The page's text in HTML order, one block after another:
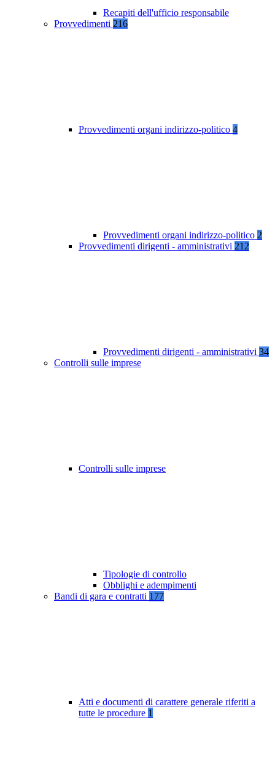
Recapiti dell'ufficio responsabile
Provvedimenti 216
Provvedimenti organi indirizzo-politico 4
Provvedimenti organi indirizzo-politico 2
Provvedimenti dirigenti - amministrativi 212
Provvedimenti dirigenti - amministrativi 34
Controlli sulle imprese
Controlli sulle imprese
Tipologie di controllo
Obblighi e adempimenti
Bandi di gara e contratti 177
Atti e documenti di carattere generale riferiti a
tutte le procedure 1